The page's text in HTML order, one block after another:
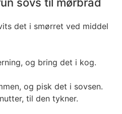
det i smørret ved middel
og bring det i kog.
og pisk det i sovsen.
til den tykner.